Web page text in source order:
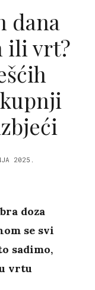
dana
ili vrt?
2025.
doza
se svi
sadimo,
vrtu